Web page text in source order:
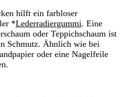
hilft ein farbloser
*Lederradiergummi. Eine
oder Teppichschaum ist
Schmutz. Ähnlich wie bei
oder eine Nagelfeile